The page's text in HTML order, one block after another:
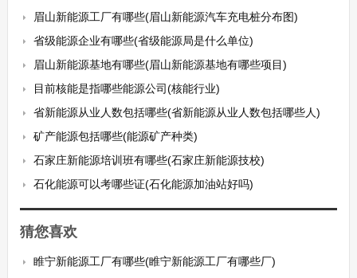
眉山新能源工厂有哪些(眉山新能源汽车充电桩分布图)
省级能源企业有哪些(省级能源局是什么单位)
眉山新能源基地有哪些(眉山新能源基地有哪些项目)
目前核能是指哪些能源公司(核能行业)
省新能源从业人数包括哪些(省新能源从业人数包括哪些人)
矿产能源包括哪些(能源矿产种类)
石家庄新能源培训班有哪些(石家庄新能源技校)
石化能源可以考哪些证(石化能源加油站好吗)
猜您喜欢
睢宁新能源工厂有哪些(睢宁新能源工厂有哪些厂)